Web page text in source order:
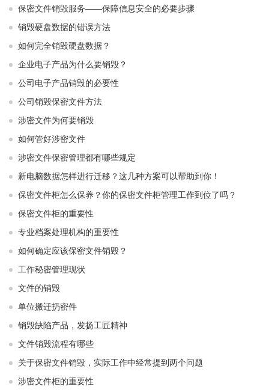
保密文件销毁服务——保障信息安全的必要步骤
销毁硬盘数据的错误方法
如何完全销毁硬盘数据？
企业电子产品为什么要销毁？
公司电子产品销毁的必要性
公司销毁保密文件方法
涉密文件为何要销毁
如何管好涉密文件
涉密文件保密管理都有哪些规定
新电脑数据怎样进行迁移？这几种方案可以帮助到你！
保密文件柜怎么保养？你的保密文件柜管理工作到位了吗？
保密文件柜的重要性
专业档案处理机构的重要性
如何确定应该保密文件销毁？
工作秘密管理现状
文件的销毁
单位搬迁扔密件
销毁缺陷产品，发扬工匠精神
文件销毁流程有哪些
关于保密文件销毁，实际工作中经常提到两个问题
涉密文件柜的重要性